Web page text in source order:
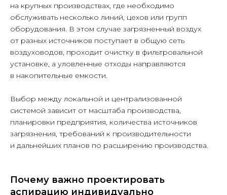
на крупных производствах, где необходимо
обслуживать несколько линий, цехов или групп
оборудования. В этом случае загрязненный воздух
от разных источников поступает в общую сеть
воздуховодов, проходит очистку в фильтровальной
установке, а уловленные отходы направляются
в накопительные емкости.
Выбор между локальной и централизованной
системой зависит от масштаба производства,
планировки предприятия, количества источников
загрязнения, требований к производительности
и дальнейших планов по расширению производства.
Почему важно проектировать
аспирацию индивидуально